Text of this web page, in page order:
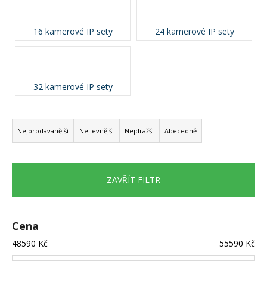
16 kamerové IP sety 24 kamerové IP sety
32 kamerové IP sety
Ř
a
z
e
í
r
o
d
Nejprodávanější Nejlevnější Nejdražší Abecedně
ZAVŘÍT FILTR
Cena
48590 Kč 55590 Kč
t
j
í
t
?
D